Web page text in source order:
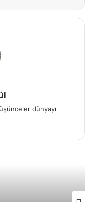
dünyayı